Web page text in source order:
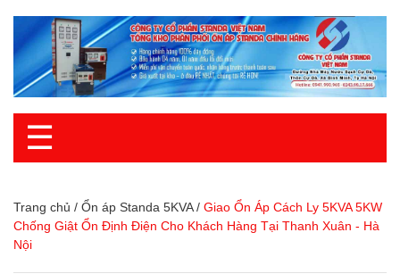
☰
Trang chủ / Ổn áp Standa 5KVA / Giao Ổn Áp Cách Ly 5KVA 5KW
Chống Giật Ổn Định Điện Cho Khách Hàng Tại Thanh Xuân - Hà
Nội